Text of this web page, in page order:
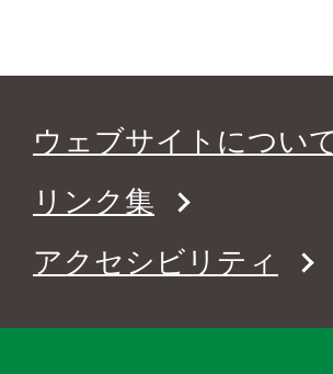
ウェブサイトについ
リンク集
アクセシビリティ